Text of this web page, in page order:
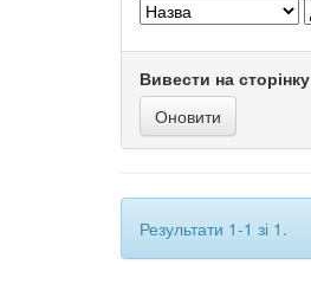
Вивести на сторінку
Результати 1-1 зі 1.